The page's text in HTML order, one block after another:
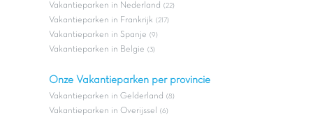
Vakantieparken in Nederland (22)
Vakantieparken in Frankrijk (217)
Vakantieparken in Spanje (9)
Vakantieparken in Belgie (3)
Onze Vakantieparken per provincie
Vakantieparken in Gelderland (8)
Vakantieparken in Overijssel (6)